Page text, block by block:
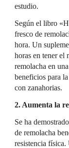
estudio.
Según el libro
fresco de
hora. Un
horas en tener el
remolacha en
beneficios para
con zanahorias.
2. Aumenta la
Se ha
de remolacha
resistencia